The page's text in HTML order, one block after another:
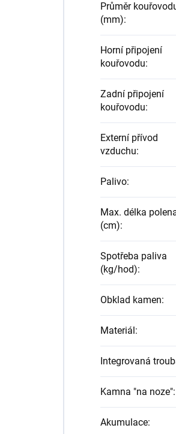
Průměr
(mm):
Horní připojení
kouřovodu:
Zadní připojení
kouřovodu:
Externí přívod
vzduchu:
Palivo:
Max. délka
(cm):
Spotřeba paliva
(kg/hod):
Obklad kamen:
Materiál:
Integrovaná
Kamna "na noze":
Akumulace: